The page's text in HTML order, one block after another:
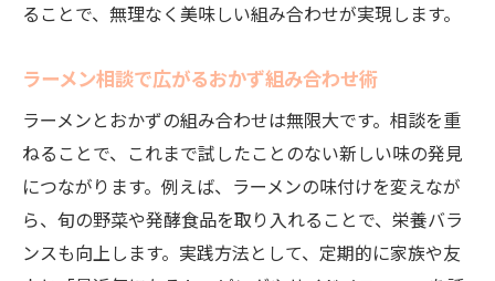
ることで、無理なく美味しい組み合わせが実現します。
ラーメン相談で広がるおかず組み合わせ術
ラーメンとおかずの組み合わせは無限大です。相談を重
ねることで、これまで試したことのない新しい味の発見
につながります。例えば、ラーメンの味付けを変えなが
ら、旬の野菜や発酵食品を取り入れることで、栄養バラ
ンスも向上します。実践方法として、定期的に家族や友